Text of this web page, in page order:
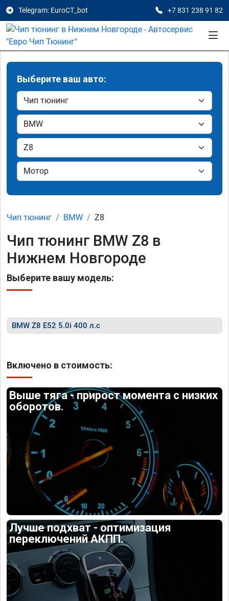
Telegram: EuroCT_bot +7 831 238 91 82
Выберите ваш авто:
Чип тюнинг BMW Z8
Чип тюнинг BMW Z8 в
Нижнем Новгороде
Выберите вашу модель:
BMW Z8 E52 5.0i 400 л.с
Включено в стоимость:
Выше тяга - прирост момента с низких
оборотов.
Лучше подхват - оптимизация
переключений АКПП.